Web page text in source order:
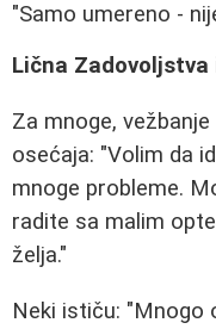
"Samo umereno -
Lična Zadovoljstva
Za mnoge,
osećaja: "Volim da
mnoge probleme.
radite sa malim
želja."
Neki ističu: "Mnogo